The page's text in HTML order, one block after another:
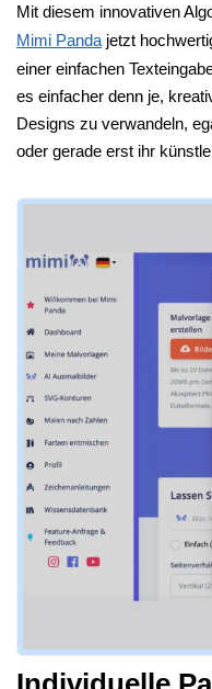
Mit diesem innovativen
Mimi Panda jetzt
einer einfachen
es einfacher denn je,
Designs zu verwandeln,
oder gerade erst ihr